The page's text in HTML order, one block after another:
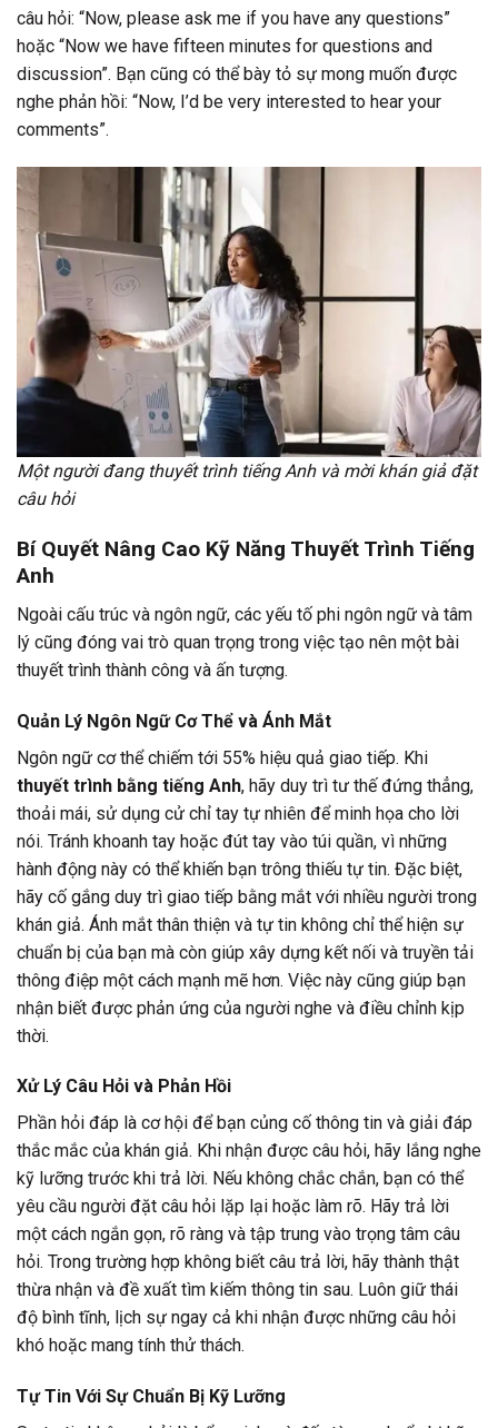
câu hỏi: “Now, please ask me if you have any questions”
hoặc “Now we have fifteen minutes for questions and
discussion”. Bạn cũng có thể bày tỏ sự mong muốn được
nghe phản hồi: “Now, I’d be very interested to hear your
comments”.
Một người đang thuyết trình tiếng Anh và mời khán giả đặt
câu hỏi
Bí Quyết Nâng Cao Kỹ Năng Thuyết Trình Tiếng
Anh
Ngoài cấu trúc và ngôn ngữ, các yếu tố phi ngôn ngữ và tâm
lý cũng đóng vai trò quan trọng trong việc tạo nên một bài
thuyết trình thành công và ấn tượng.
Quản Lý Ngôn Ngữ Cơ Thể và Ánh Mắt
Ngôn ngữ cơ thể chiếm tới 55% hiệu quả giao tiếp. Khi
thuyết trình bằng tiếng Anh, hãy duy trì tư thế đứng thẳng,
thoải mái, sử dụng cử chỉ tay tự nhiên để minh họa cho lời
nói. Tránh khoanh tay hoặc đút tay vào túi quần, vì những
hành động này có thể khiến bạn trông thiếu tự tin. Đặc biệt,
hãy cố gắng duy trì giao tiếp bằng mắt với nhiều người trong
khán giả. Ánh mắt thân thiện và tự tin không chỉ thể hiện sự
chuẩn bị của bạn mà còn giúp xây dựng kết nối và truyền tải
thông điệp một cách mạnh mẽ hơn. Việc này cũng giúp bạn
nhận biết được phản ứng của người nghe và điều chỉnh kịp
thời.
Xử Lý Câu Hỏi và Phản Hồi
Phần hỏi đáp là cơ hội để bạn củng cố thông tin và giải đáp
thắc mắc của khán giả. Khi nhận được câu hỏi, hãy lắng nghe
kỹ lưỡng trước khi trả lời. Nếu không chắc chắn, bạn có thể
yêu cầu người đặt câu hỏi lặp lại hoặc làm rõ. Hãy trả lời
một cách ngắn gọn, rõ ràng và tập trung vào trọng tâm câu
hỏi. Trong trường hợp không biết câu trả lời, hãy thành thật
thừa nhận và đề xuất tìm kiếm thông tin sau. Luôn giữ thái
độ bình tĩnh, lịch sự ngay cả khi nhận được những câu hỏi
khó hoặc mang tính thử thách.
Tự Tin Với Sự Chuẩn Bị Kỹ Lưỡng